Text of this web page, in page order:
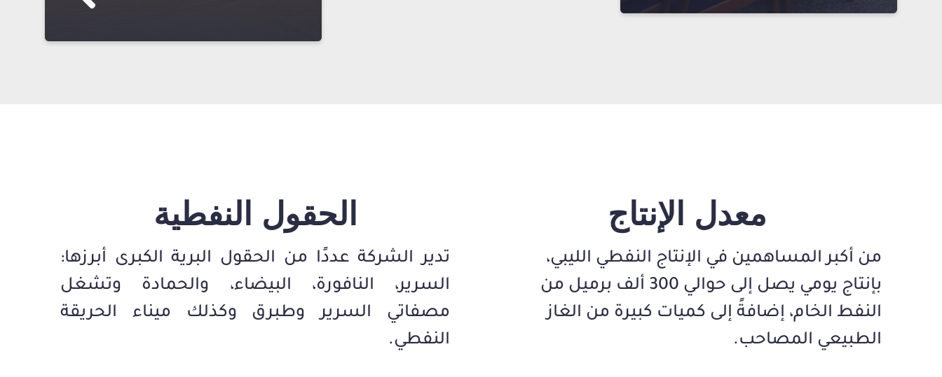
معدل الإنتاج
من أكبر المساهمين في الإنتاج النفطي الليبي،
بإنتاج يومي يصل إلى حوالي 300 ألف برميل من
النفط الخام، إضافةً إلى كميات كبيرة من الغاز
الطبيعي المصاحب.
الحقول النفطية
تدير الشركة عددًا من الحقول البرية الكبرى أبرزها:
السرير، النافورة، البيضاء، والحمادة وتشغل
مصفاتي السرير وطبرق وكذلك ميناء الحريقة
النفطي.